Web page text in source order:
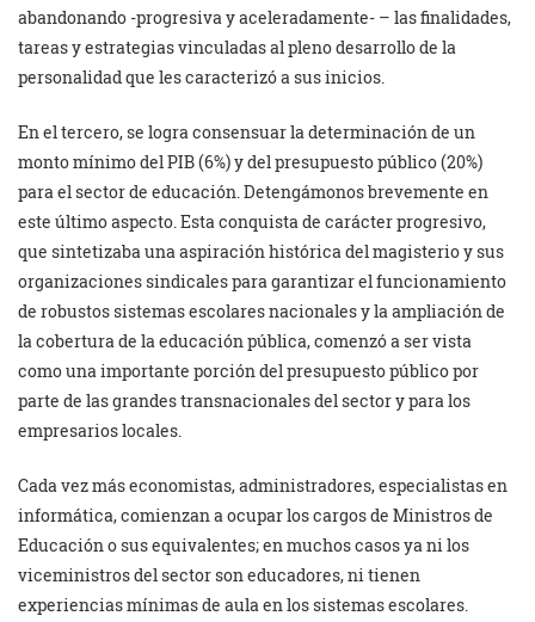
abandonando -progresiva y aceleradamente- – las finalidades,
tareas y estrategias vinculadas al pleno desarrollo de la
personalidad que les caracterizó a sus inicios.
En el tercero, se logra consensuar la determinación de un
monto mínimo del PIB (6%) y del presupuesto público (20%)
para el sector de educación. Detengámonos brevemente en
este último aspecto. Esta conquista de carácter progresivo,
que sintetizaba una aspiración histórica del magisterio y sus
organizaciones sindicales para garantizar el funcionamiento
de robustos sistemas escolares nacionales y la ampliación de
la cobertura de la educación pública, comenzó a ser vista
como una importante porción del presupuesto público por
parte de las grandes transnacionales del sector y para los
empresarios locales.
Cada vez más economistas, administradores, especialistas en
informática, comienzan a ocupar los cargos de Ministros de
Educación o sus equivalentes; en muchos casos ya ni los
viceministros del sector son educadores, ni tienen
experiencias mínimas de aula en los sistemas escolares.